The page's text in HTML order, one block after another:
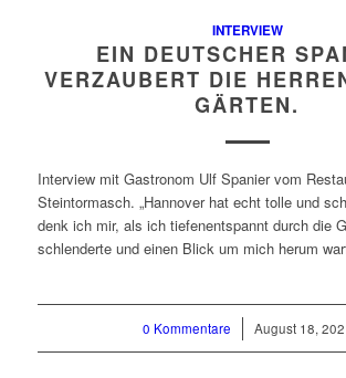
INTERVIEW
EIN DEUTSCHER
VERZAUBERT DIE
GÄRTEN.
Interview mit Gastronom Ulf Spanier vom
Steintormasch. „Hannover hat echt tolle und
denk ich mir, als ich tiefenentspannt durch die
schlenderte und einen Blick um mich herum
0 Kommentare
/ August 18,